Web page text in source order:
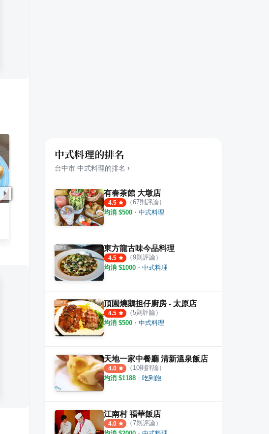
肉多多火鍋 大里國光店
14則評論
七將軍廟前麵攤
中式料理的排名
台中市 中式料理的排名 ›
有春茶館 大墩店
4.5 （67則評論）
均消 $500 ・ 中式料理
東方龍古味今品料理
4.5 （9則評論）
均消 $1000 ・ 中式料理
頂園燒鵝担仔廚房 - 太原店
4.5 （5則評論）
均消 $500 ・ 中式料理
天地一家中餐廳 清新溫泉飯店
4.0 （ 10則評論）
均消 $1188 ・ 吃到飽
江南村 福華飯店
4.0 （7則評論）